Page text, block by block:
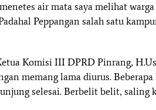
air mata saya melihat
Peppangan salah satu
Komisi III DPRD Pinrang,
memang lama diurus.
selesai. Berbelit belit, saling